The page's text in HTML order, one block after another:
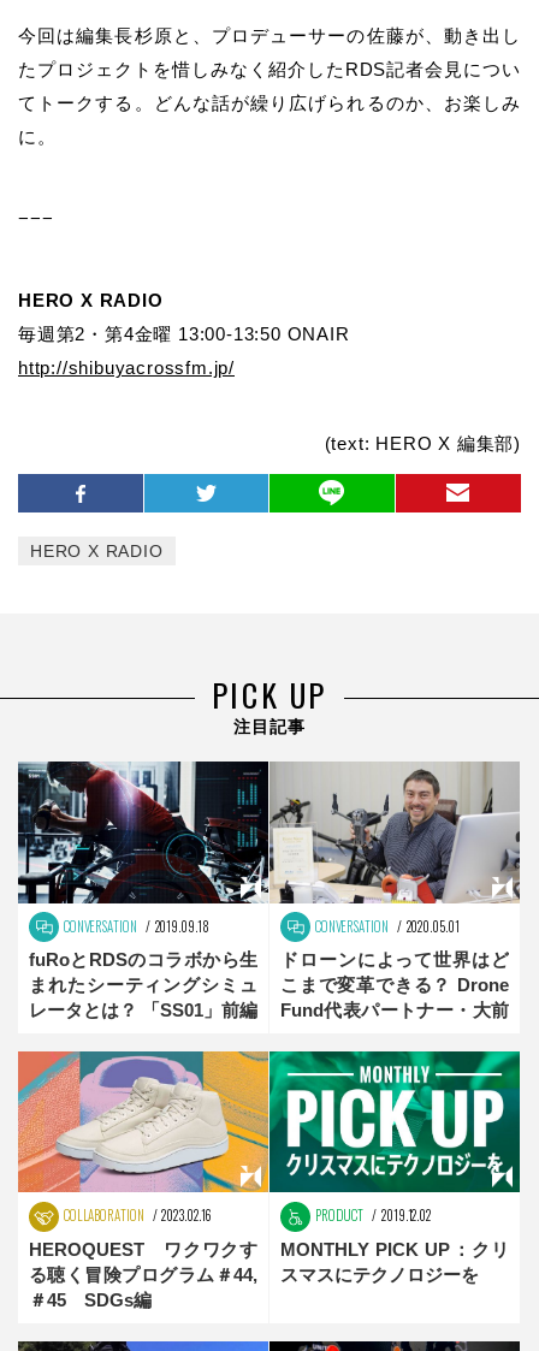
今回は編集長杉原と、プロデューサーの佐藤が、動き出し
たプロジェクトを惜しみなく紹介したRDS記者会見につい
てトークする。どんな話が繰り広げられるのか、お楽しみ
に。
−−−
HERO X RADIO
毎週第2・第4金曜 13:00-13:50 ONAIR
http://shibuyacrossfm.jp/
(text: HERO X 編集部)
HERO X RADIO
PICK UP
注目記事
CONVERSATION 2019.09.18
fuRoとRDSのコラボから生
まれたシーティングシミュ
レータとは？ 「SS01」前編
CONVERSATION 2020.05.01
ドローンによって世界はど
こまで変革できる？ Drone
Fund代表パートナー・大前
COLLABORATION 2023.02.16
HEROQUEST ワクワクす
る聴く冒険プログラム＃44,
＃45 SDGs編
PRODUCT 2019.12.02
MONTHLY PICK UP：クリ
スマスにテクノロジーを